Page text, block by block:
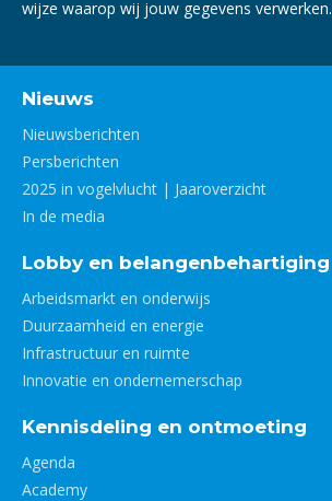
wijze waarop wij jouw gegevens verwerken.
Nieuws
Nieuwsberichten
Persberichten
2025 in vogelvlucht | Jaaroverzicht
In de media
Lobby en belangenbehartiging
Arbeidsmarkt en onderwijs
Duurzaamheid en energie
Infrastructuur en ruimte
Innovatie en ondernemerschap
Kennisdeling en ontmoeting
Agenda
Academy